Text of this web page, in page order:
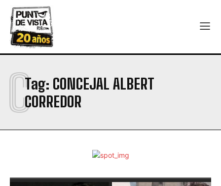
Tag: CONCEJAL ALBERT
CORREDOR
C